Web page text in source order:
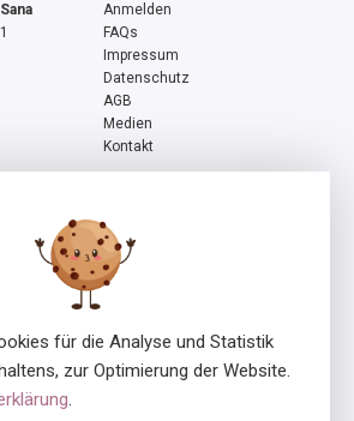
Anmelden
FAQs
Impressum
Datenschutz
AGB
Medien
Kontakt
Stiftung Pro Mente Sana, mitinitiiert und
Stiftung.
für die Analyse und Statistik
zur Optimierung der Website.